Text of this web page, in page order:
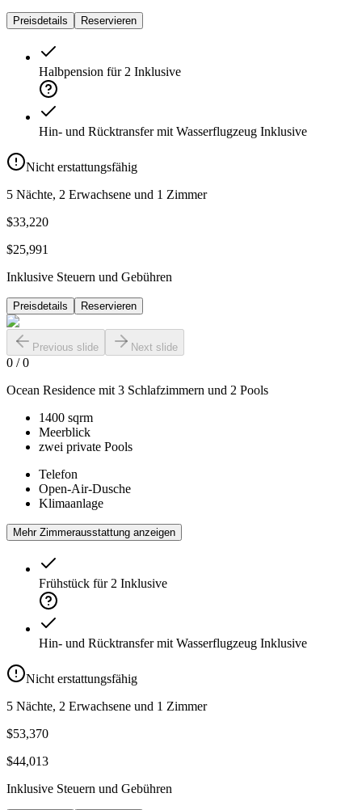
Preisdetails Reservieren
Halbpension für 2 Inklusive
Hin- und Rücktransfer mit Wasserflugzeug Inklusive
Nicht erstattungsfähig
5 Nächte, 2 Erwachsene und 1 Zimmer
$33,220
$25,991
Inklusive Steuern und Gebühren
Preisdetails Reservieren
Previous slide Next slide
0 /0
Ocean Residence mit 3 Schlafzimmern und 2 Pools
1400 sqrm
Meerblick
zwei private Pools
Telefon
Open-Air-Dusche
Klimaanlage
Mehr Zimmerausstattung anzeigen
Frühstück für 2 Inklusive
Hin- und Rücktransfer mit Wasserflugzeug Inklusive
Nicht erstattungsfähig
5 Nächte, 2 Erwachsene und 1 Zimmer
$53,370
$44,013
Inklusive Steuern und Gebühren